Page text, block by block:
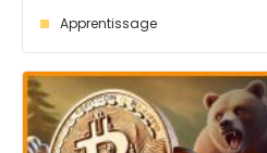
Apprentissage